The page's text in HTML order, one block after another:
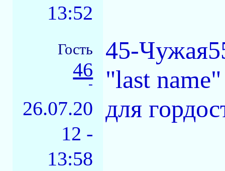
13:52
Гость
46
-
26.07.20
12 -
13:58
45-
"last
для